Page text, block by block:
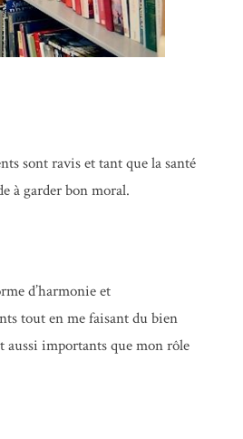
sont ravis et tant que la santé
à garder bon moral.
d’harmonie et
tout en me faisant du bien
aussi importants que mon rôle